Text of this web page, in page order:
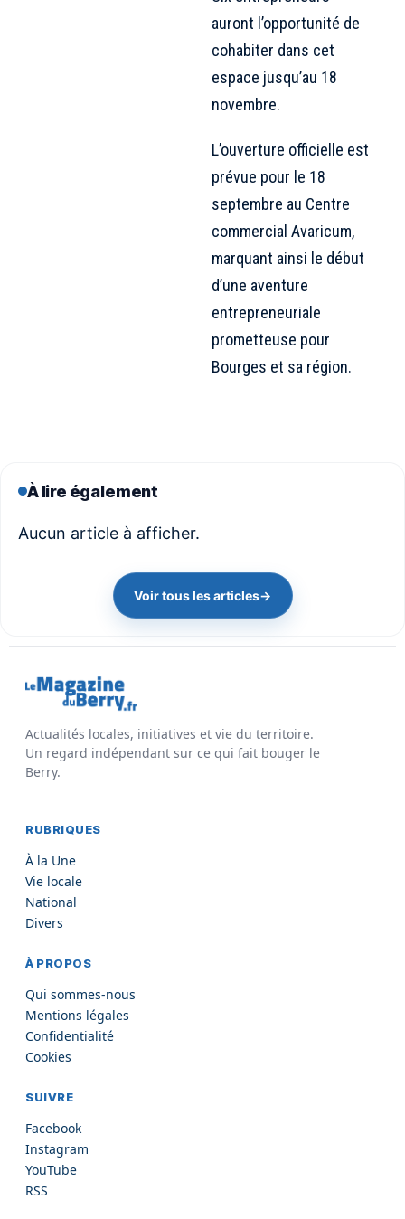
auront l’opportunité de
cohabiter dans cet
espace jusqu’au 18
novembre.
L’ouverture officielle est
prévue pour le 18
septembre au Centre
commercial Avaricum,
marquant ainsi le début
d’une aventure
entrepreneuriale
prometteuse pour
Bourges et sa région.
À lire également
Aucun article à afficher.
Voir tous les articles→
Actualités locales, initiatives et vie du territoire.
Un regard indépendant sur ce qui fait bouger le
Berry.
RUBRIQUES
À la Une
Vie locale
National
Divers
À PROPOS
Qui sommes-nous
Mentions légales
Confidentialité
Cookies
SUIVRE
Facebook
Instagram
YouTube
RSS